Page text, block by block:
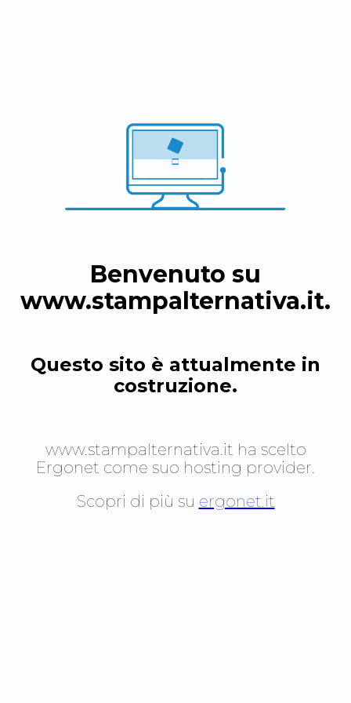
Benvenuto su
www.stampalternativa.it.
Questo sito è attualmente in
costruzione.
www.stampalternativa.it ha scelto
Ergonet come suo hosting provider.
Scopri di più su ergonet.it